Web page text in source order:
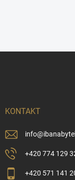
KONTAKT
info@
+420 774 129
+420 571 141